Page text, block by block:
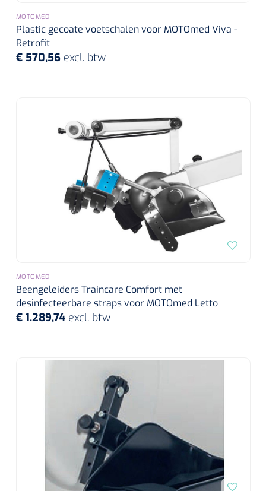
MOTOMED
Plastic gecoate voetschalen voor MOTOmed Viva -
Retrofit
€ 570,56 excl. btw
MOTOMED
Beengeleiders Traincare Comfort met
desinfecteerbare straps voor MOTOmed Letto
€ 1.289,74 excl. btw